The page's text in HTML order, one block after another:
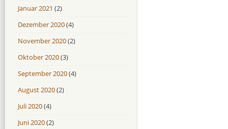
Januar 2021 (2)
Dezember 2020(4)
November 2020(2)
Oktober 2020(3)
September 2020(4)
August 2020(2)
Juli 2020(4)
Juni 2020(2)